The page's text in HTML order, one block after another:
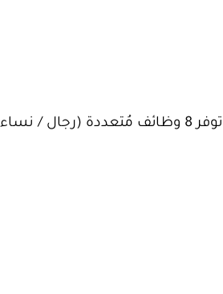
عبر موقعها الإلكتروني (بوابة التوظيف) توفر 8 وظائف